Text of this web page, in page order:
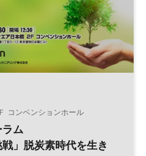
コンベンションホール
ラム
戦」脱炭素時代を生き